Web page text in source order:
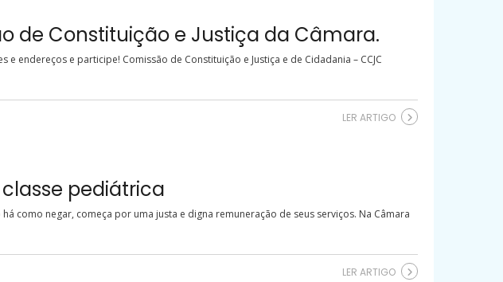
de Constituição e Justiça da Câmara.
endereços e participe! Comissão de Constituição e Justiça e de Cidadania – CCJC
LER ARTIGO
pediátrica
como negar, começa por uma justa e digna remuneração de seus serviços. Na Câmara
LER ARTIGO